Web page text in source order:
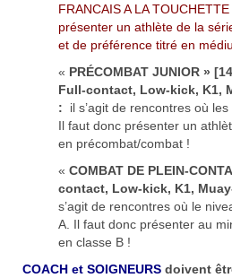
FRANCAIS A LA
présenter un athlète de la
et de préférence titré en
« PRÉCOMBAT JUNIOR »
Full-contact, Low-kick, K1,
:
il s’agit de rencontres où
Il faut donc présenter un
en précombat/combat !
« COMBAT DE PLEIN-
contact, Low-kick, K1,
s’agit de rencontres où le
A. Il faut donc présenter au
en classe B !
COACH et SOIGNEURS doivent